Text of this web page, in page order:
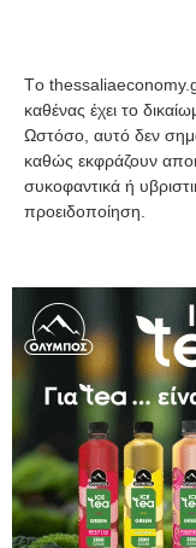
Tο
καθένας έχει το
Ωστόσο, αυτό δεν
καθώς εκφράζουν
συκοφαντικά ή
προειδοποίηση.